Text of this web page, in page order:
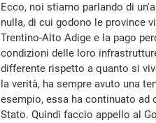
Ecco, noi stiamo parlando di
nulla, di cui godono le province
Trentino-Alto Adige e la pago
condizioni delle loro
differente rispetto a quanto si
la verità, ha sempre avuto una
esempio, essa ha continuato
Stato. Quindi faccio appello al